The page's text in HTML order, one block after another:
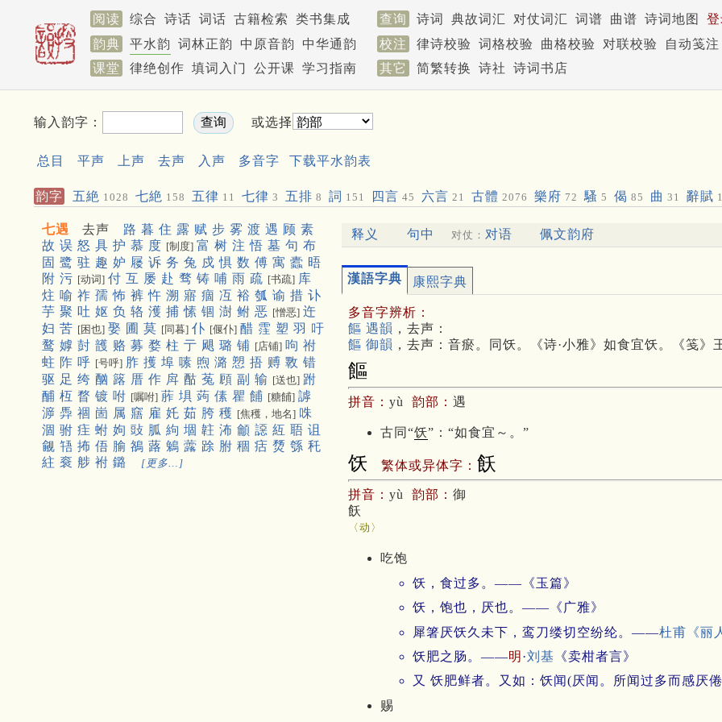
阅读 综合 诗话 词话 古籍检索 类书集成 查询 诗词 典故词汇 对仗词汇 词谱 曲谱 诗词地图
韵典
平水韵 词林正韵 中原音韵 中华通韵 校注 律诗校验 词格校验 曲格校验 对联校验
自动笺注
课堂
律绝创作 填词入门 公开课 学习指南 其它 简繁转换 诗社 诗词书店
输入韵字： 或选择
总目 平声 上声 去声 入声 多音字 下载平水韵表
韵字 五絶 1028 七絶 158 五律 11 七律 3 五排 8 詞 151 四言 45 六言 21 古體 2076 樂府 72 騷 5 偈 85 曲 31 辭賦
七遇 去声 路 暮 住 露 赋 步 雾 渡 遇 顾 素
故 误 怒 具 护 慕 度 [制度] 富 树 注 悟 墓 句 布
固 鹭 驻 趣 妒 屦 诉 务 兔 戍 惧 数 傅 寓 蠹 晤
附 污 [动词] 付 互 屡 赴 骛 铸 哺 雨 疏 [书疏] 库
炷 喻 祚 孺 怖 裤 忤 溯 寤 痼 冱 裕 瓠 谕 措 讣
芋 聚 吐 妪 负 辂 濩 捕 愫 锢 澍 鲋 恶 [憎恶] 迕
妇 苦 [困也] 娶 圃 莫 [同暮] 仆 [偃仆] 醋 霔 塑 羽 吁
鹜 嫭 尌 頀 赂 募 婺 柱 亍 飓 璐 铺 [店铺] 呴 祔
蛀 阼 呼 [号呼] 胙 擭 埠 嗉 煦 潞 愬 捂 赙 斁 错
驱 足 绔 酗 簬 厝 作 戽 酤 菟 頋 副 输 [送也] 跗
酺 枑 瞀 镀 咐 [嘱咐] 葄 埧 蒟 傃 瞿 餔 [糖餔] 謼
㴑 馵 祻 崮 属 窹 雇 奼 茹 胯 穫 [焦穫，地名] 咮
涸 驸 疰 蚹 姁 䜴 胍 絇 堌 䪒 㳍 龥 䜑 䊺 䎸 诅
觎 啎 抪 俉 腧 鵅 蕗 鵵 虂 䟻 胕 稒 㽽 熃 綔 秅
紸 䘱 䑰 袝 鏴 [更多…]
释义 句中 对仗： 对语 佩文韵府
漢語字典 康熙字典
多音字辨析：
饇 遇韻 ，去声：
饇 御韻 ，去声：音瘀。同饫。《诗·小雅》如食宜饫。《笺》
饇
拼音： yù 韵部： 遇
古同“饫”：“如食宜～。”
饫 繁体或异体字： 飫
拼音： yù 韵部： 御
飫
〈动〉
吃饱
饫，食过多。——《玉篇》
饫，饱也，厌也。——《广雅》
犀箸厌饫久未下，鸾刀缕切空纷纶。——杜甫 《丽
饫肥之肠。——明 ·刘基
《卖柑者言》
又 饫肥鲜者。又如：饫闻(厌闻。所闻过多而感厌
赐